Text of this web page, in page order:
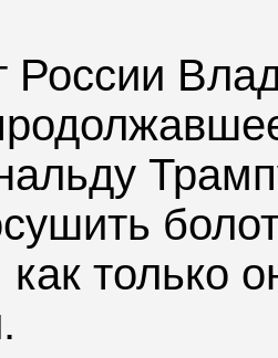
России
только